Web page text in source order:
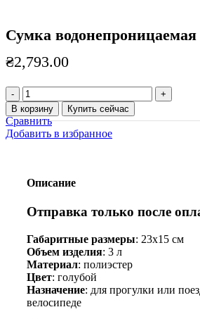
Сумка водонепроницаемая
₴2,793.00
Количество
товара
Сумка
водонепроницаемая
В корзину Купить сейчас
Сравнить
Добавить в избранное
Описание
Отправка только после
Габаритные размеры: 23х15 см
Объем изделия: 3 л
Материал: полиэстер
Цвет: голубой
Назначение: для прогулки или
велосипеде